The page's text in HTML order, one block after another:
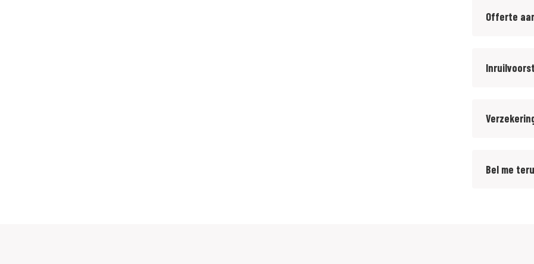
Offerte
Bel me